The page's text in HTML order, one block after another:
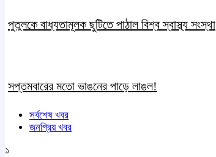
পুতুলকে বাধ্যতামূলক ছুটিতে পাঠাল বিশ্ব স্বাস্থ্য সংস্থা
সপ্তমবারের মতো ভাঙনের পাড়ে লাঙল!
সর্বশেষ খবর
জনপ্রিয় খবর
১